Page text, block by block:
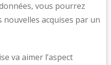
vous pourrez
nouvelles acquises par un
va aimer l’aspect